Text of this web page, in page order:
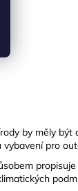
by měly být
pro